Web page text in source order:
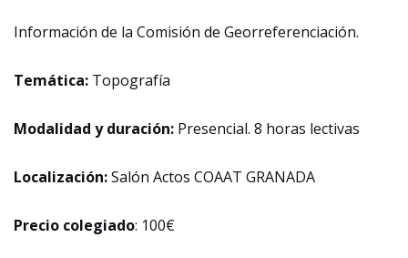
Información de la Comisión de Georreferenciación.
Temática: Topografía
Modalidad y duración: Presencial. 8 horas lectivas
Localización:Salón Actos COAAT GRANADA
Precio colegiado: 100€